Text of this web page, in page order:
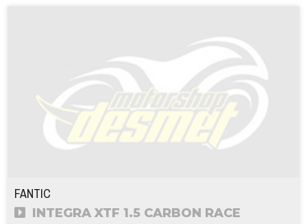
FANTIC
INTEGRA XTF 1.5 CARBON RACE